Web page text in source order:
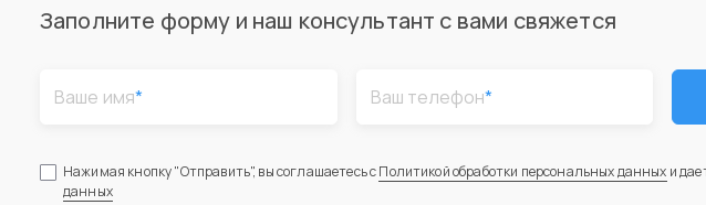
Заполните форму и наш консультант с вами свяжется
Ваше имя* Ваш телефон*
Нажимая кнопку "Отправить", вы соглашаетесь сПолитикой обработки персональных данных и
данных